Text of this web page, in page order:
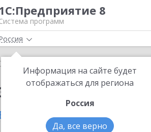
8
программ
Информация на сайте будет
отображаться для региона
Россия
Да, все верно
в Тбилисской